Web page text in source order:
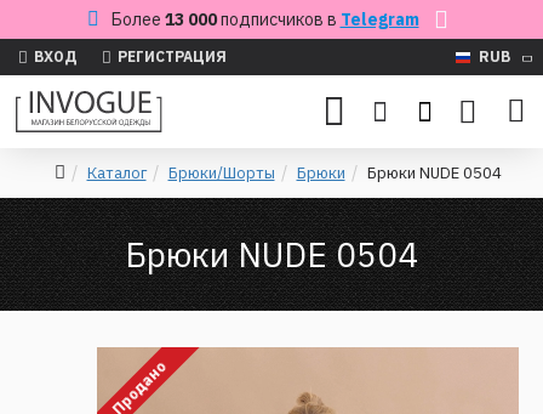
Более 13 000подписчиков в Telegram
ВХОД РЕГИСТРАЦИЯ RUB
Каталог Брюки/Шорты Брюки Брюки NUDE 0504
Брюки NUDE 0504
Продано